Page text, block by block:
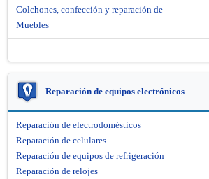
Colchones, confección y reparación de
Muebles
Reparación de equipos electrónicos
Reparación de electrodomésticos
Reparación de celulares
Reparación de equipos de refrigeración
Reparación de relojes